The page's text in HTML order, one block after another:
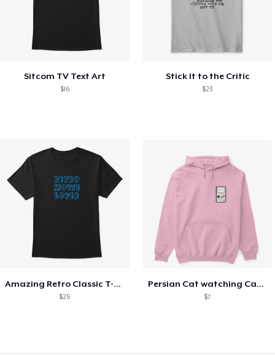
Sitcom TV Text Art
$16
Stick It to the Critic
$23
Amazing Retro Classic T-Shirt
$25
Persian Cat watching Cats TV
$7